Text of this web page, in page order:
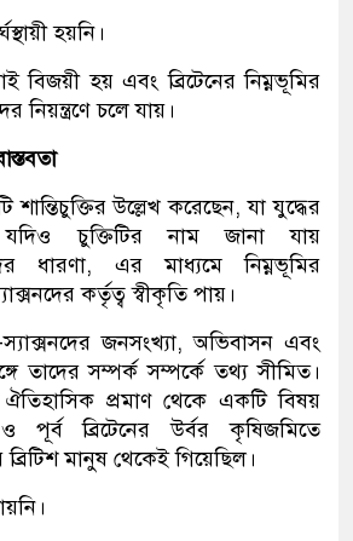
হয়নি।
বিজয়ী হয় এবং ব্রিটেনের নিম্নভূমির
নিয়ন্ত্রণে চলে যায়।
উল্লেখ করেছেন, যা যুদ্ধের
চুক্তিটির নাম জানা যায়
ধারণা, এর মাধ্যমে নিম্নভূমির
কর্তৃত্ব স্বীকৃতি পায়।
জনসংখ্যা, অভিবাসন এবং
তাদের সম্পর্ক সম্পর্কে তথ্য সীমিত।
ঐতিহাসিক প্রমাণ থেকে একটি বিষয়
পূর্ব ব্রিটেনের উর্বর কৃষিজমিতে
মানুষ থেকেই গিয়েছিল।